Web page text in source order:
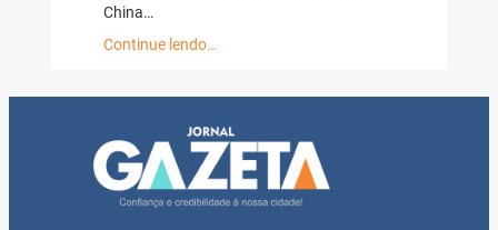
China…
Continue lendo…